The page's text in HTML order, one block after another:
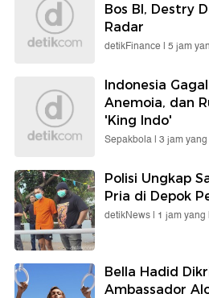
Bos BI, Destry
Radar
detikFinance | 5 jam
Indonesia
Anemoia, dan
'King Indo'
Sepakbola | 3 jam
Polisi Ungkap
Pria di Depok
detikNews | 1 jam yang
Bella Hadid
Ambassador